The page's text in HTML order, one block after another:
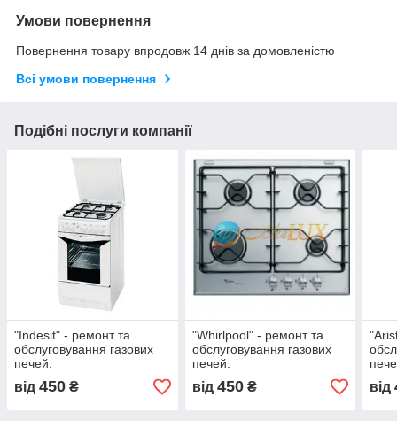
Умови повернення
Повернення товару впродовж 14 днів за домовленістю
Всі умови повернення
Подібні послуги компанії
"Indesit" - ремонт та
обслуговування газових
печей.
від 450 ₴
"Whirlpool" - ремонт та
обслуговування газових
печей.
від 450₴ від